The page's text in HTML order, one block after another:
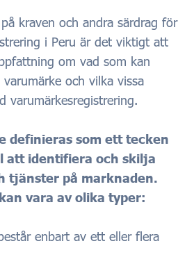
kraven och andra särdrag för
i Peru är det viktigt att
om vad som kan
och vilka vissa
varumärkesregistrering.
definieras som ett tecken
att identifiera och skilja
tjänster på marknaden.
vara av olika typer:
enbart av ett eller flera